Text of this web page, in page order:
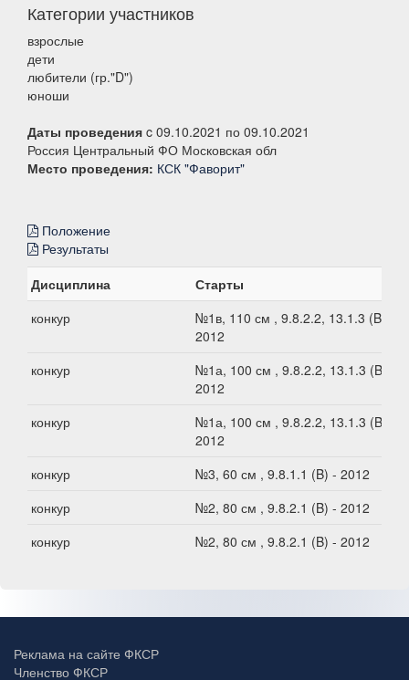
Категории участников
взрослые
дети
любители (гр."D")
юноши
Даты проведения c 09.10.2021 по 09.10.2021
Россия Центральный ФО Московская обл
Место проведения: КСК "Фаворит"
Положение
Результаты
Дисциплина
Старты
конкур
№1в, 110 см , 9.8.2.2, 13.1.3 (B) -
2012
конкур
№1а, 100 см , 9.8.2.2, 13.1.3 (B) -
2012
конкур
№1а, 100 см , 9.8.2.2, 13.1.3 (B) -
2012
конкур
№3, 60 см , 9.8.1.1 (B) - 2012
конкур
№2, 80 см , 9.8.2.1 (B) - 2012
конкур
№2, 80 см , 9.8.2.1 (B) - 2012
Реклама на сайте ФКСР
Членство ФКСР